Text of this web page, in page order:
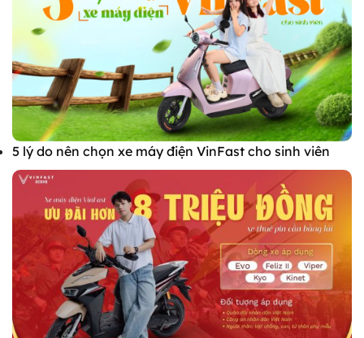
5 lý do nên chọn xe máy điện VinFast cho sinh viên